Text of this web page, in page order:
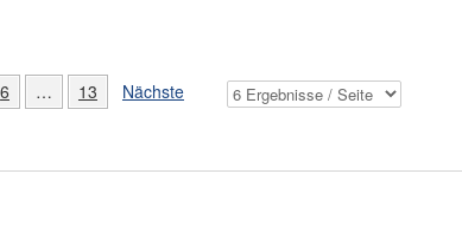
6 … 13 Nächste